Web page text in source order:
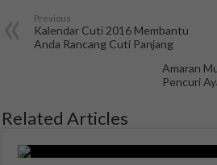
Previous
Kalendar Cuti 2016 Membantu
Anda Rancang Cuti Panjang
Amaran
Pencuri
Related Articles